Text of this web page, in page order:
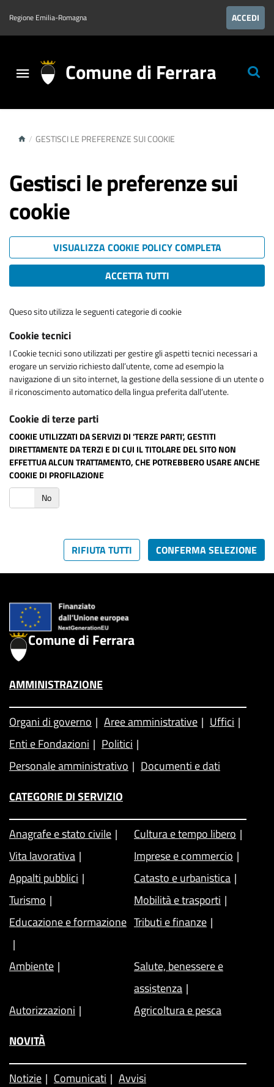
Regione Emilia-Romagna ACCEDI
Comune di Ferrara
/ GESTISCI LE PREFERENZE SUI COOKIE
Gestisci le preferenze sui
cookie
VISUALIZZA COOKIE POLICY COMPLETA
ACCETTA TUTTI
Queso sito utilizza le seguenti categorie di cookie
Cookie tecnici
I Cookie tecnici sono utilizzati per gestire gli aspetti tecnici necessari a
erogare un servizio richiesto dall’utente, come ad esempio la
navigazione di un sito internet, la gestione della sessione di un utente o
il riconoscimento automatico della lingua preferita dall’utente.
Cookie di terze parti
COOKIE UTILIZZATI DA SERVIZI DI 'TERZE PARTI', GESTITI
DIRETTAMENTE DA TERZI E DI CUI IL TITOLARE DEL SITO NON
EFFETTUA ALCUN TRATTAMENTO, CHE POTREBBERO USARE ANCHE
COOKIE DI PROFILAZIONE
No
RIFIUTA TUTTI CONFERMA SELEZIONE
Comune di Ferrara
AMMINISTRAZIONE
Organi di governo Aree amministrative
Uffici
Enti e Fondazioni
Politici
Personale amministrativo
Documenti e dati
CATEGORIE DI SERVIZIO
Anagrafe e stato civile
Cultura e tempo libero
Vita lavorativa
Imprese e commercio
Appalti pubblici
Catasto e urbanistica
Turismo
Mobilità e trasporti
Educazione e formazione Tributi e finanze
Ambiente
Salute, benessere e
assistenza
Autorizzazioni
Agricoltura e pesca
NOVITÀ
Notizie Comunicati
Avvisi